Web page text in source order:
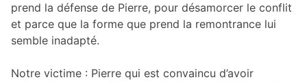
prend la défense de Pierre, pour désamorcer le conflit
et parce que la forme que prend la remontrance lui
semble inadapté.
Notre victime : Pierre qui est convaincu d’avoir